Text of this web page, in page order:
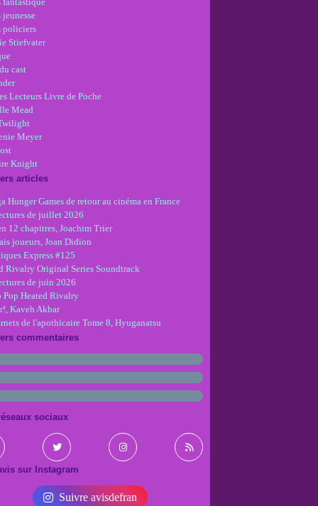
policiers
Stiefvater
cast
Lecteurs Livre de Poche
Mead
Meyer
Knight
articles
Hunger Games de retour au cinéma en France
de juillet 2026
12 chapitres, Joachim Trier
joueurs, Joan Didion
Express #125
Rivalry Original Series Soundtrack
de juin 2026
Pop Heated Rivalry
Kaveh Akbar
de l'apothicaire Tome 8, Hyuganatsu
commentaires
sociaux
sur Instagram
Suivre avisdefran